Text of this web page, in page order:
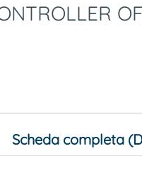
Scheda completa